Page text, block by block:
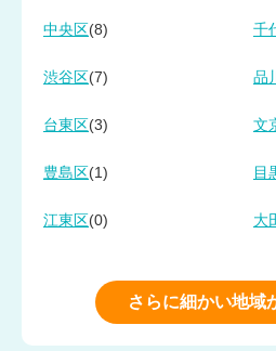
中央区 (8) 千
渋谷区 (7) 品
台東区 (3) 文
豊島区 (1) 目
江東区 (0) 大
さらに細かい地域